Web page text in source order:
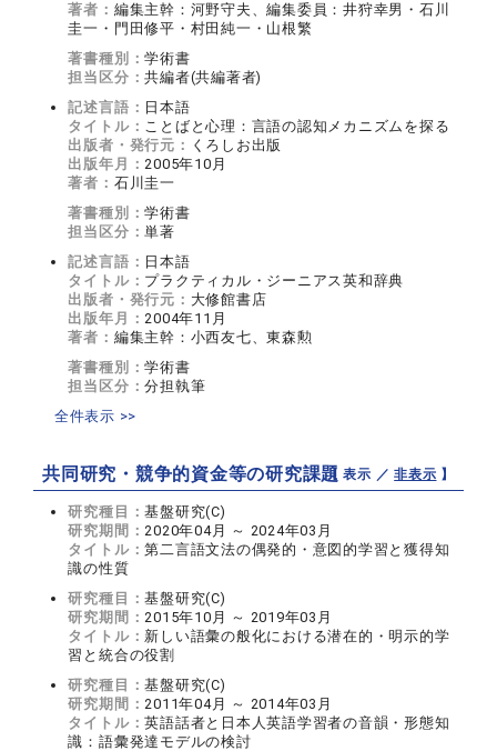
著者： 編集主幹：河野守夫、編集委員：井狩幸男・石川
圭一・門田修平・村田純一・山根繁
著書種別：学術書
担当区分：共編者(共編著者)
記述言語： 日本語
タイトル： ことばと心理：言語の認知メカニズムを探る
出版者・発行元： くろしお出版
出版年月：2005年10月
著者： 石川圭一
著書種別：学術書
担当区分：単著
記述言語： 日本語
タイトル： プラクティカル・ジーニアス英和辞典
出版者・発行元： 大修館書店
出版年月：2004年11月
著者： 編集主幹：小西友七、東森勲
著書種別：学術書
担当区分：分担執筆
全件表示 >>
共同研究・競争的資金等の研究課題【 表示 ／非表示 】
研究種目：基盤研究(C)
研究期間：2020年04月 ～ 2024年03月
タイトル：第二言語文法の偶発的・意図的学習と獲得知
識の性質
研究種目：基盤研究(C)
研究期間：2015年10月 ～ 2019年03月
タイトル： 新しい語彙の般化における潜在的・明示的学
習と統合の役割
研究種目：基盤研究(C)
研究期間：2011年04月 ～ 2014年03月
タイトル：英語話者と日本人英語学習者の音韻・形態知
識：語彙発達モデルの検討